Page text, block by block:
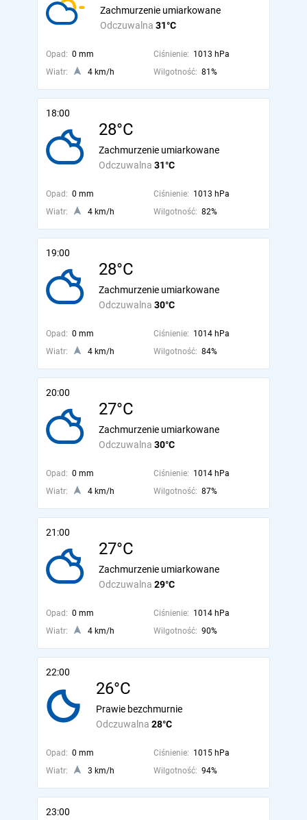
Odczuwalna 31°C
Zachmurzenie umiarkowane
Opad: 0 mm Ciśnienie: 1013 hPa
Wiatr:
4 km/h Wilgotność: 81%
18:00
28°C
Odczuwalna 31°C
Zachmurzenie umiarkowane
Opad: 0 mm Ciśnienie: 1013 hPa
Wiatr:
4 km/h Wilgotność: 82%
19:00
28°C
Odczuwalna 30°C
Zachmurzenie umiarkowane
Opad: 0 mm Ciśnienie: 1014 hPa
Wiatr:
4 km/h Wilgotność: 84%
20:00
27°C
Odczuwalna 30°C
Zachmurzenie umiarkowane
Opad: 0 mm Ciśnienie: 1014 hPa
Wiatr:
4 km/h Wilgotność: 87%
21:00
27°C
Odczuwalna 29°C
Zachmurzenie umiarkowane
Opad: 0 mm Ciśnienie: 1014 hPa
Wiatr:
4 km/h Wilgotność: 90%
22:00
26°C
Odczuwalna 28°C
Prawie bezchmurnie
Opad: 0 mm Ciśnienie: 1015 hPa
Wiatr:
3 km/h Wilgotność: 94%
23:00